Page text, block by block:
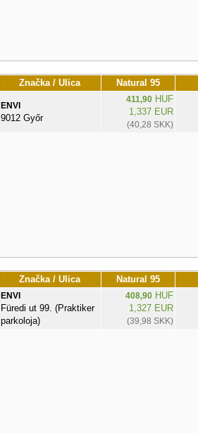
Značka / Ulica Natural 95
ENVI
9012 Győr
411,90HUF
1,337 EUR
(40,28 SKK)
Značka / Ulica Natural 95
ENVI
Füredi ut 99. (Praktiker
parkoloja)
408,90HUF
1,327 EUR
(39,98 SKK)